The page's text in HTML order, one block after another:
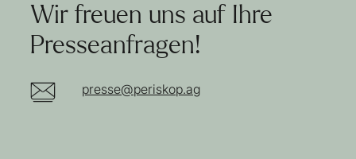
Wir freuen uns auf Ihre
Presseanfragen!
presse@periskop.ag